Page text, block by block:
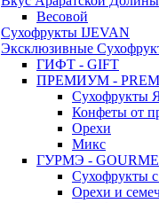
Весовой
Сухофрукты IJEVAN
Эксклюзивные
ГИФТ - GIFT
ПРЕМИУМ -
Сухофрукты
Конфеты от
Орехи
Микс
ГУРМЭ -
Сухофрукты
Орехи и